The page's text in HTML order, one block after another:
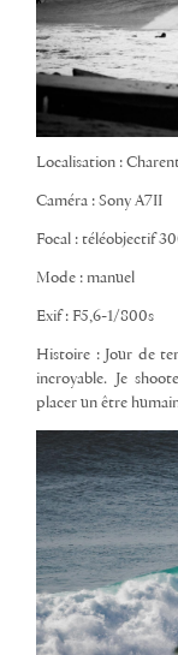
Localisation :
Caméra : Sony A7II
Focal : téléobjectif
Mode : manuel
Exif : F5,6-1/800s
Histoire : Jour de
incroyable. Je
placer un être